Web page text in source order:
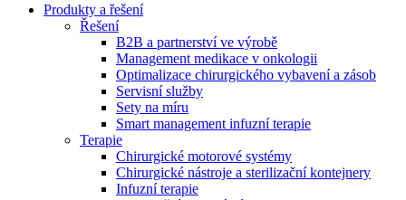
Produktový katalog​
Objevte naše produkty. Navštivte produktový katalog B.
Braun s našim kompletním produktovým portfoliem.
Zůstaňte v dialogu s B. Braun. ​Kontaktujte nás.​
Produkty a řešení
Řešení
B2B a partnerství ve výrobě
Management medikace v onkologii
Optimalizace chirurgického vybavení a zásob
Servisní služby
Sety na míru
Smart management infuzní terapie​
Terapie
Chirurgické motorové systémy
Chirurgické nástroje a sterilizační kontejnery
Infuzní terapie